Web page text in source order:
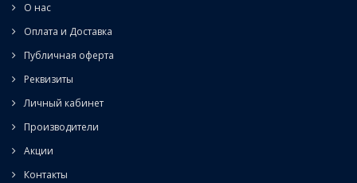
О нас
Оплата и Доставка
Публичная оферта
Реквизиты
Личный кабинет
Производители
Акции
Контакты